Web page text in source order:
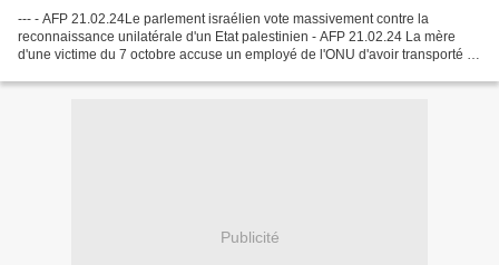
--- - AFP 21.02.24Le parlement israélien vote massivement contre la
reconnaissance unilatérale d'un Etat palestinien - AFP 21.02.24 La mère
d'une victime du 7 octobre accuse un employé de l'ONU d'avoir transporté sa
Publicité